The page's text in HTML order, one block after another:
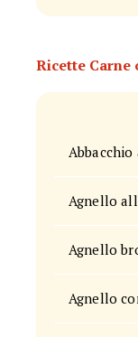
Ricette Carne
Agnello
Agnello
Agnello